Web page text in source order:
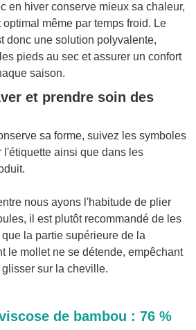
en hiver conserve mieux sa chaleur,
même par temps froid. Le
donc une solution polyvalente,
pieds au sec et assurer un confort
saison.
et prendre soin des
sa forme, suivez les symboles
l'étiquette ainsi que dans les
nous ayons l'habitude de plier
il est plutôt recommandé de les
la partie supérieure de la
le mollet ne se détende, empêchant
sur la cheville.
de bambou : 76 %